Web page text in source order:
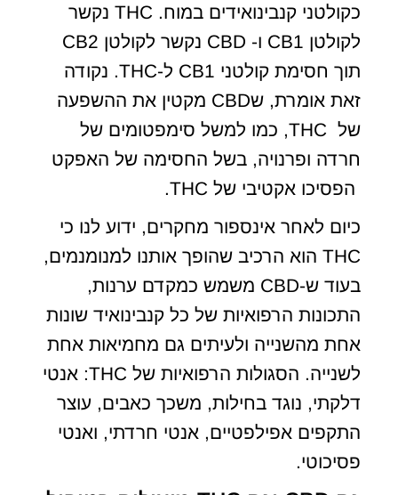
כקולטני קנבינואידים במוח. THC נקשר
לקולטן CB1 ו- CBD נקשר לקולטן CB2
תוך חסימת קולטני CB1 ל-THC. נקודה
זאת אומרת, שCBD מקטין את ההשפעה
של THC, כמו למשל סימפטומים של
חרדה ופרנויה, בשל החסימה של האפקט
הפסיכו אקטיבי של THC.
כיום לאחר אינספור מחקרים, ידוע לנו כי
THC הוא הרכיב שהופך אותנו למנומנמים,
בעוד ש-CBD משמש כמקדם ערנות,
התכונות הרפואיות של כל קנבינואיד שונות
אחת מהשנייה ולעיתים גם מחמיאות אחת
לשנייה. הסגולות הרפואיות של THC: אנטי
דלקתי, נוגד בחילות, משכך כאבים, עוצר
התקפים אפילפטיים, אנטי חרדתי, ואנטי
פסיכוטי.